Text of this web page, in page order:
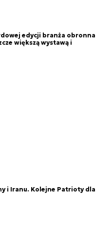
edycji branża obronna
większą wystawą i
i Iranu. Kolejne Patrioty dla